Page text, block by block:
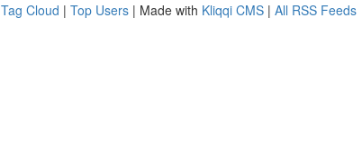
Tag Cloud | Top Users | Made with Kliqqi CMS | All RSS Feeds